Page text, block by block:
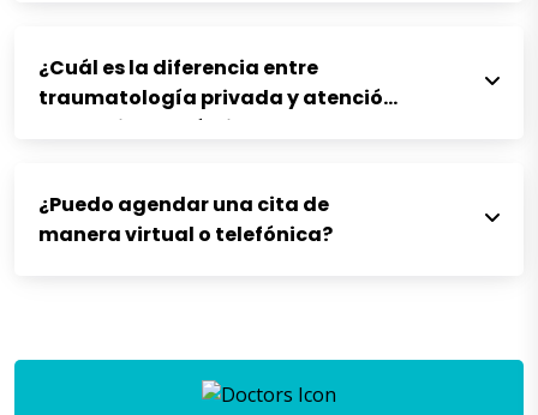
¿Cuál es la diferencia entre
traumatología privada y atención
en hospitales públicos?
¿Puedo agendar una cita de
manera virtual o telefónica?